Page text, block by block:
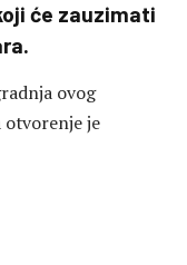
će zauzimati
ovog
otvorenje je